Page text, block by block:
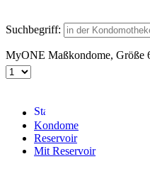
Suchbegriff:
MyONE Maßkondome, Größe
Kondome
Reservoir
Mit Reservoir